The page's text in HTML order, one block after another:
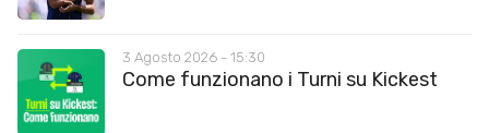
3 Agosto 2026 - 15:30
Come funzionano i Turni su Kickest